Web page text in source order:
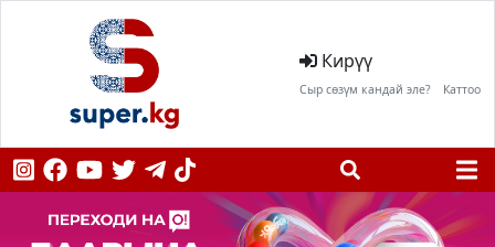
Кирүү
Сыр сөзүм кандай эле? Каттоо